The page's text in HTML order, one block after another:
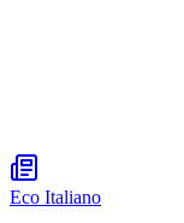
Eco Italiano